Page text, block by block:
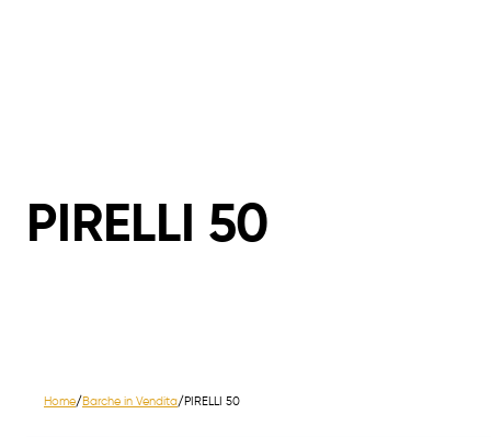
PIRELLI 50
Home/Barche in Vendita/PIRELLI 50